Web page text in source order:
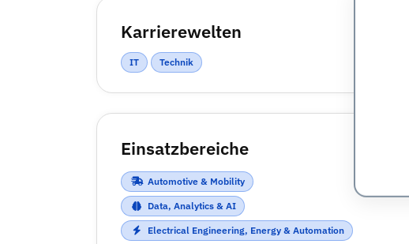
Karrierewelten
IT Technik
Einsatzbereiche
Automotive & Mobility
Data, Analytics & AI
Electrical Engineering, Energy & Automation